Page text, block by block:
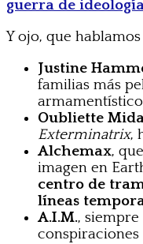
guerra de
Y ojo, que
Justine
familias más
Oubliette
Exterminatrix,
Alchemax,
imagen en
centro de
líneas
A.I.M.,
conspiraciones